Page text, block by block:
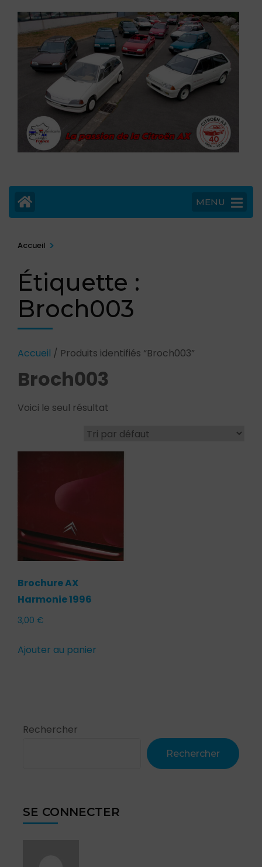
MENU
Accueil >
Étiquette :
Broch003
Accueil / Produits identifiés “Broch003”
Broch003
Voici le seul résultat
Brochure AX
Harmonie 1996
3,00 €
Ajouter au panier
Rechercher
Rechercher
SE CONNECTER